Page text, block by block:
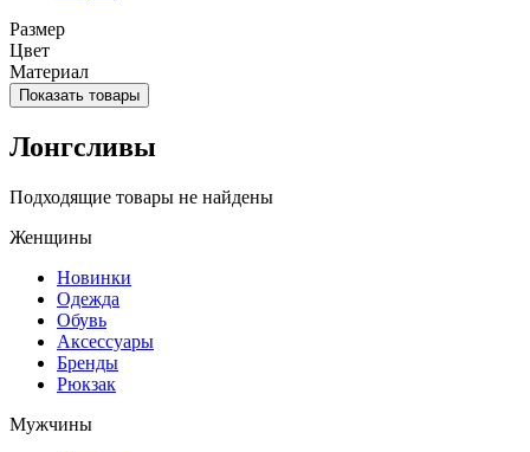
Размер
Цвет
Материал
Показать товары
Лонгсливы
Подходящие товары не найдены
Женщины
Новинки
Одежда
Обувь
Аксессуары
Бренды
Рюкзак
Мужчины